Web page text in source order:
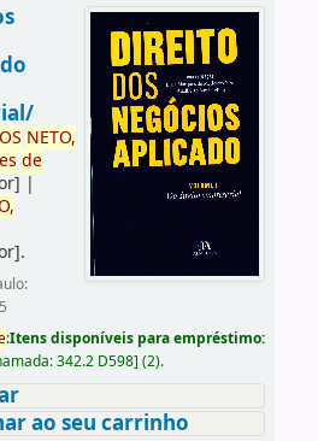
NETO,
de
|
.
:Itens disponíveis para empréstimo:
342.2 D598] (2).
ao seu carrinho